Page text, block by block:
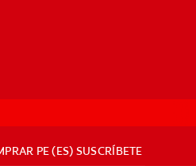
PE (ES) SUSCRÍBETE